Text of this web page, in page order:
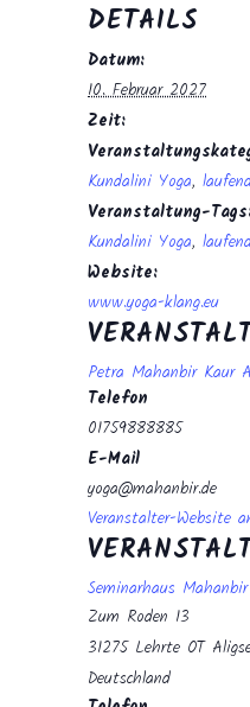
DETAILS
Datum:
10. Februar 2027
Zeit:
Kundalini Yoga,
Veranstaltung-
Kundalini Yoga,
Website:
www.yoga-klang.eu
Seminarhaus Mahanbir
Zum Roden 13
31275 Lehrte OT
Deutschland
Petra Mahanbir Kaur
Telefon
01759888885
E-Mail
yoga@mahanbir.de
Veranstalter-Website